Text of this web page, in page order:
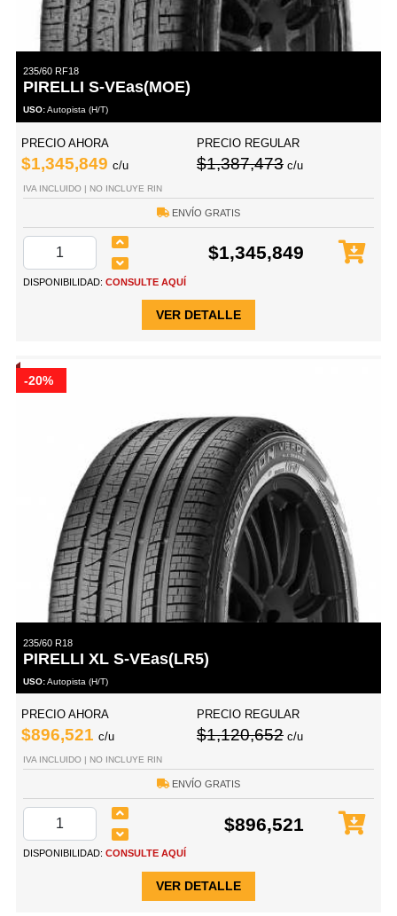
235/60 RF18
PIRELLI S-VEas(MOE)
USO:Autopista (H/T)
PRECIO AHORA
$1,345,849 c/u
PRECIO REGULAR
$1,387,473 c/u
IVA INCLUIDO | NO INCLUYE RIN
ENVÍO GRATIS
$1,345,849
DISPONIBILIDAD: CONSULTE AQUÍ
VER DETALLE
-20%
235/60 R18
PIRELLI XL S-VEas(LR5)
USO:Autopista (H/T)
PRECIO AHORA
$896,521 c/u
PRECIO REGULAR
$1,120,652 c/u
IVA INCLUIDO | NO INCLUYE RIN
ENVÍO GRATIS
$896,521
DISPONIBILIDAD: CONSULTE AQUÍ
VER DETALLE